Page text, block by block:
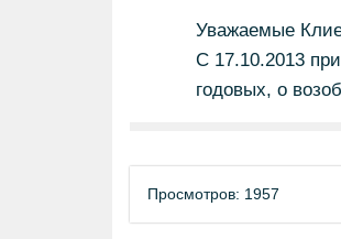
Уважаемые
С 17.10.2013
годовых, о
Просмотров: 1957